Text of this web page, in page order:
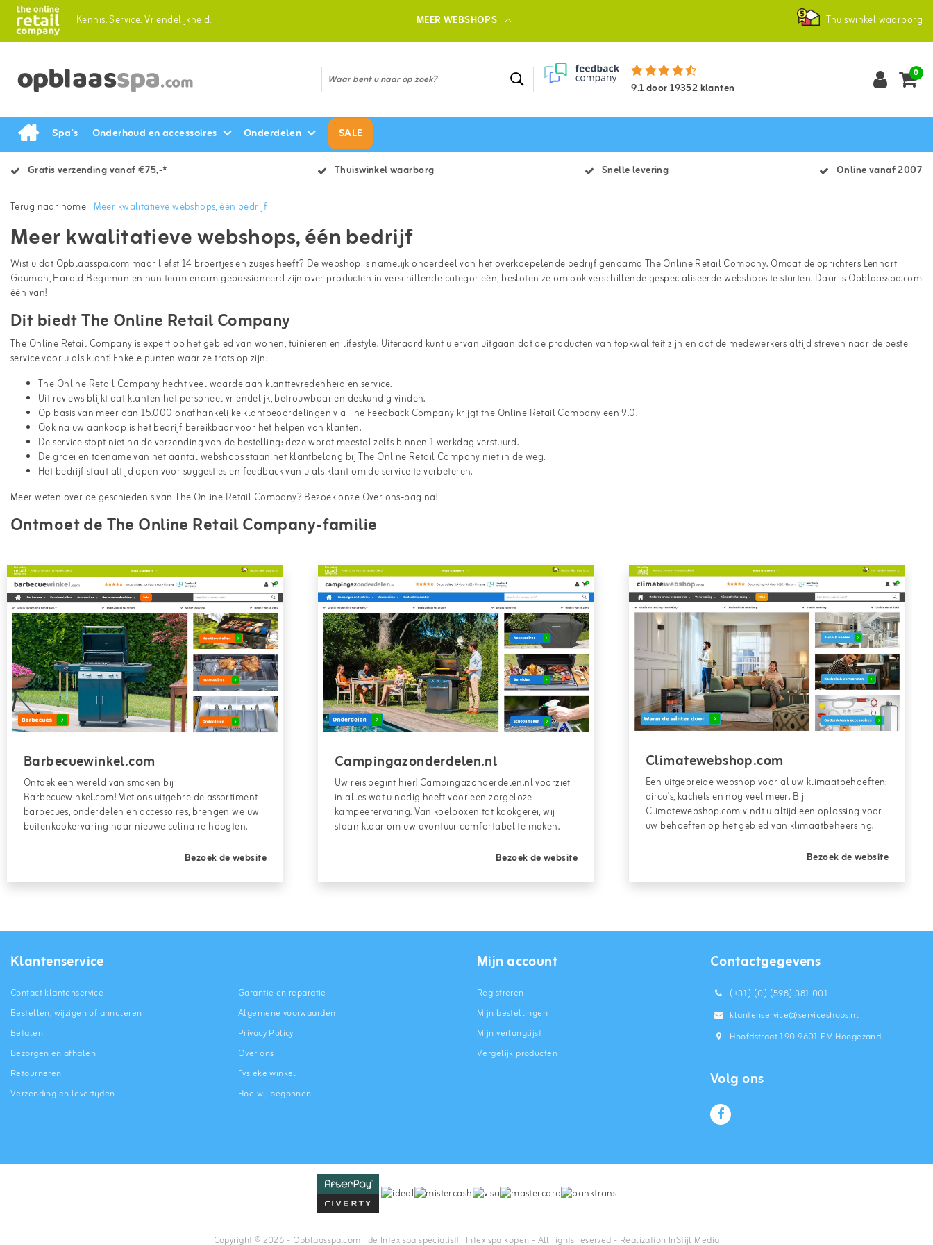
Kennis.Service.Vriendelijkheid. MEER WEBSHOPS Thuiswinkel waarborg
9.1door19352klanten
0
Spa's Onderhoud en accessoires Onderdelen SALE
Gratis verzending vanaf €75,-* Thuiswinkel waarborg Snelle levering Online vanaf 2007
Terug naar home |Meer kwalitatieve webshops, één bedrijf
Meer kwalitatieve webshops, één bedrijf
Wist u dat Opblaasspa.com maar liefst 14 broertjes en zusjes heeft? De webshop is namelijk onderdeel van het overkoepelende bedrijf genaamd The Online Retail Company. Omdat de oprichters Lennart
Gouman, Harold Begeman en hun team enorm gepassioneerd zijn over producten in verschillende categorieën, besloten ze om ook verschillende gespecialiseerde webshops te starten. Daar is Opblaasspa.com
één van!
Dit biedt The Online Retail Company
The Online Retail Company is expert op het gebied van wonen, tuinieren en lifestyle. Uiteraard kunt u ervan uitgaan dat de producten van topkwaliteit zijn en dat de medewerkers altijd streven naar de beste
service voor u als klant! Enkele punten waar ze trots op zijn:
The Online Retail Company hecht veel waarde aan klanttevredenheid en service.
Uit reviews blijkt dat klanten het personeel vriendelijk, betrouwbaar en deskundig vinden.
Op basis van meer dan 15.000 onafhankelijke klantbeoordelingen via The Feedback Company krijgt the Online Retail Company een 9.0.
Ook na uw aankoop is het bedrijf bereikbaar voor het helpen van klanten.
De service stopt niet na de verzending van de bestelling: deze wordt meestal zelfs binnen 1 werkdag verstuurd.
De groei en toename van het aantal webshops staan het klantbelang bij The Online Retail Company niet in de weg.
Het bedrijf staat altijd open voor suggesties en feedback van u als klant om de service te verbeteren.
Meer weten over de geschiedenis van The Online Retail Company? Bezoek onze Over ons-pagina!
Ontmoet de The Online Retail Company-familie
Barbecuewinkel.com
Ontdek een wereld van smaken bij
Barbecuewinkel.com! Met ons uitgebreide assortiment
barbecues, onderdelen en accessoires, brengen we uw
buitenkookervaring naar nieuwe culinaire hoogten.
Bezoek de website
Campingazonderdelen.nl
Uw reis begint hier! Campingazonderdelen.nl voorziet
in alles wat u nodig heeft voor een zorgeloze
kampeerervaring. Van koelboxen tot kookgerei, wij
staan klaar om uw avontuur comfortabel te maken.
Bezoek de website
Climatewebshop.com
Een uitgebreide webshop voor al uw klimaatbehoeften:
airco’s, kachels en nog veel meer. Bij
Climatewebshop.com vindt u altijd een oplossing voor
uw behoeften op het gebied van klimaatbeheersing.
Bezoek de website
Klantenservice
Contact klantenservice
Bestellen, wijzigen of annuleren
Betalen
Bezorgen en afhalen
Retourneren
Verzending en levertijden
Garantie en reparatie
Algemene voorwaarden
Privacy Policy
Over ons
Fysieke winkel
Hoe wij begonnen
Mijn account
Registreren
Mijn bestellingen
Mijn verlanglijst
Vergelijk producten
Contactgegevens
(+31) (0) (598) 381 001
klantenservice@serviceshops.nl
Hoofdstraat 190 9601 EM Hoogezand
Volg ons
Copyright © 2026 - Opblaasspa.com | de Intex spa specialist! | Intex spa kopen - All rights reserved - Realization InStijl Media